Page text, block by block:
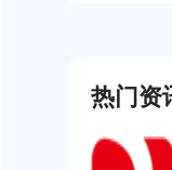
热门资